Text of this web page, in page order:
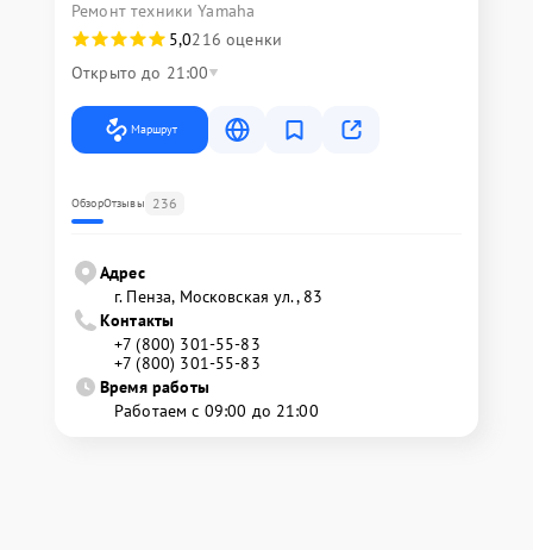
Ремонт техники Yamaha
5,0216 оценки
Открыто до 21:00
Маршрут
ОбзорОтзывы 236
Адрес
г. Пенза, Московская ул., 83
Контакты
+7 (800) 301-55-83
+7 (800) 301-55-83
Время работы
Работаем с 09:00 до 21:00